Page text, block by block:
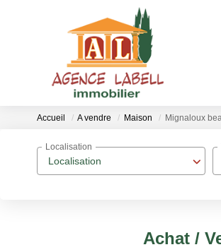
Accueil A vendre Maison Mignaloux
Localisation
Localisation
Achat /